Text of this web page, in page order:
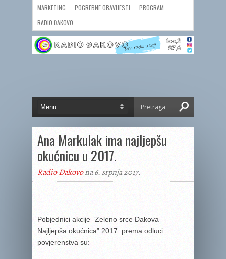
MARKETING POGREBNE OBAVIJESTI
PROGRAM
RADIO ĐAKOVO
Ana Markulak ima najljepšu
okućnicu u 2017.
Radio Đakovona 6. srpnja 2017.
Pobjednici akcije ”Zeleno srce Đakova –
Najljepša okućnica” 2017. prema odluci
povjerenstva su: